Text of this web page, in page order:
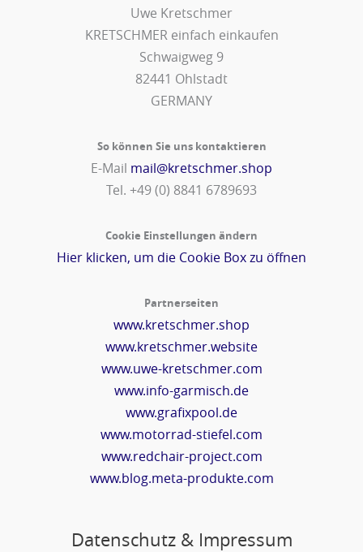
Uwe Kretschmer
KRETSCHMER einfach einkaufen
Schwaigweg 9
82441 Ohlstadt
GERMANY
So können Sie uns kontaktieren
E-Mail mail@kretschmer.shop
Tel. +49 (0) 8841 6789693‬
Cookie Einstellungen ändern
Hier klicken, um die Cookie Box zu öffnen
Partnerseiten
www.kretschmer.shop
www.kretschmer.website
www.uwe-kretschmer.com
www.info-garmisch.de
www.grafixpool.de
www.motorrad-stiefel.com
www.redchair-project.com
www.blog.meta-produkte.com
Datenschutz & Impressum